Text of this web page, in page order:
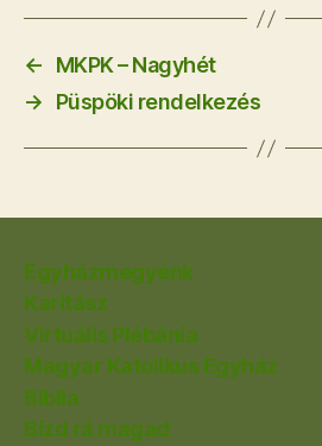
←
MKPK – Nagyhét
→
Püspöki rendelkezés
Egyházmegyénk
Karitász
Virtuális Plébánia
Magyar Katolikus Egyház
Biblia
Bízd rá magad